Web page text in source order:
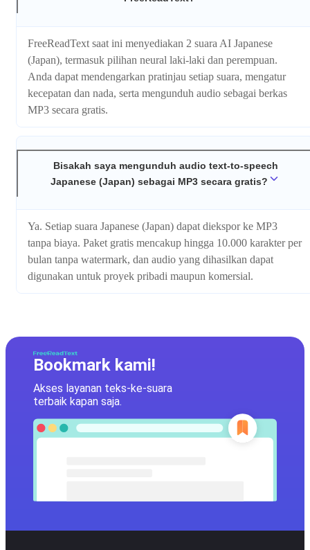
FreeReadText saat ini menyediakan 2 suara AI Japanese
(Japan), termasuk pilihan neural laki-laki dan perempuan.
Anda dapat mendengarkan pratinjau setiap suara, mengatur
kecepatan dan nada, serta mengunduh audio sebagai berkas
MP3 secara gratis.
Bisakah saya mengunduh audio text-to-speech
Japanese (Japan) sebagai MP3 secara gratis?
Ya. Setiap suara Japanese (Japan) dapat diekspor ke MP3
tanpa biaya. Paket gratis mencakup hingga 10.000 karakter per
bulan tanpa watermark, dan audio yang dihasilkan dapat
digunakan untuk proyek pribadi maupun komersial.
Bookmark kami!
Akses layanan teks-ke-suara
terbaik kapan saja.